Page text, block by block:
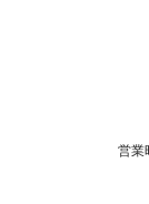
営業